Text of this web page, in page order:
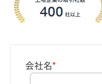
会社名*